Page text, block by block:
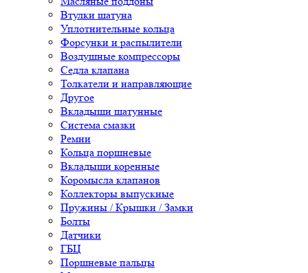
Втулки шатуна
Уплотнительные кольца
Форсунки и распылители
Воздушные компрессоры
Седла клапана
Толкатели и направляющие
Другое
Вкладыши шатунные
Система смазки
Ремни
Кольца поршневые
Вкладыши коренные
Коромысла клапанов
Коллекторы выпускные
Пружины / Крышки / Замки
Болты
Датчики
ГБЦ
Поршневые пальцы